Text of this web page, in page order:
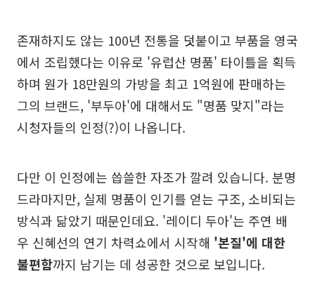
존재하지도 않는 100년 전통을 덧붙이고 부품을 영국
에서 조립했다는 이유로 '유럽산 명품' 타이틀을 획득
하며 원가 18만원의 가방을 최고 1억원에 판매하는
그의 브랜드, '부두아'에 대해서도 "명품 맞지"라는
시청자들의 인정(?)이 나옵니다.
다만 이 인정에는 씁쓸한 자조가 깔려 있습니다. 분명
드라마지만, 실제 명품이 인기를 얻는 구조, 소비되는
방식과 닮았기 때문인데요. '레이디 두아'는 주연 배
우 신혜선의 연기 차력쇼에서 시작해 '본질'에 대한
불편함까지 남기는 데 성공한 것으로 보입니다.